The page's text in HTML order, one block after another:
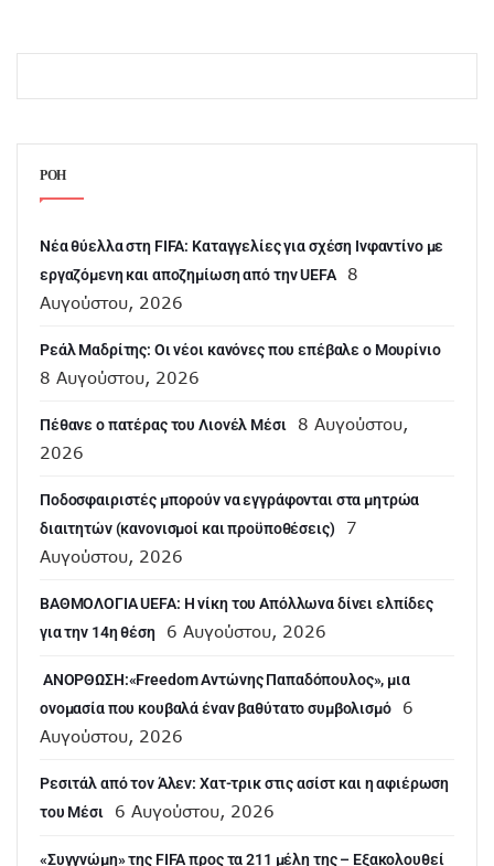
ΡΟΗ
Νέα θύελλα στη FIFA: Καταγγελίες για σχέση Ινφαντίνο με
εργαζόμενη και αποζημίωση από την UEFA
8
Αυγούστου, 2026
Ρεάλ Μαδρίτης: Οι νέοι κανόνες που επέβαλε ο Μουρίνιο
8 Αυγούστου, 2026
Πέθανε ο πατέρας του Λιονέλ Μέσι
8 Αυγούστου,
2026
Ποδοσφαιριστές μπορούν να εγγράφονται στα μητρώα
διαιτητών (κανονισμοί και προϋποθέσεις)
7
Αυγούστου, 2026
ΒΑΘΜΟΛΟΓΙΑ UEFA: Η νίκη του Απόλλωνα δίνει ελπίδες
για την 14η θέση
6 Αυγούστου, 2026
ANOΡΘΩΣΗ:«Freedom Αντώνης Παπαδόπουλος», μια
ονομασία που κουβαλά έναν βαθύτατο συμβολισμό
6
Αυγούστου, 2026
Ρεσιτάλ από τον Άλεν: Χατ-τρικ στις ασίστ και η αφιέρωση
του Μέσι
6 Αυγούστου, 2026
«Συγγνώμη» της FIFA προς τα 211 μέλη της – Εξακολουθεί